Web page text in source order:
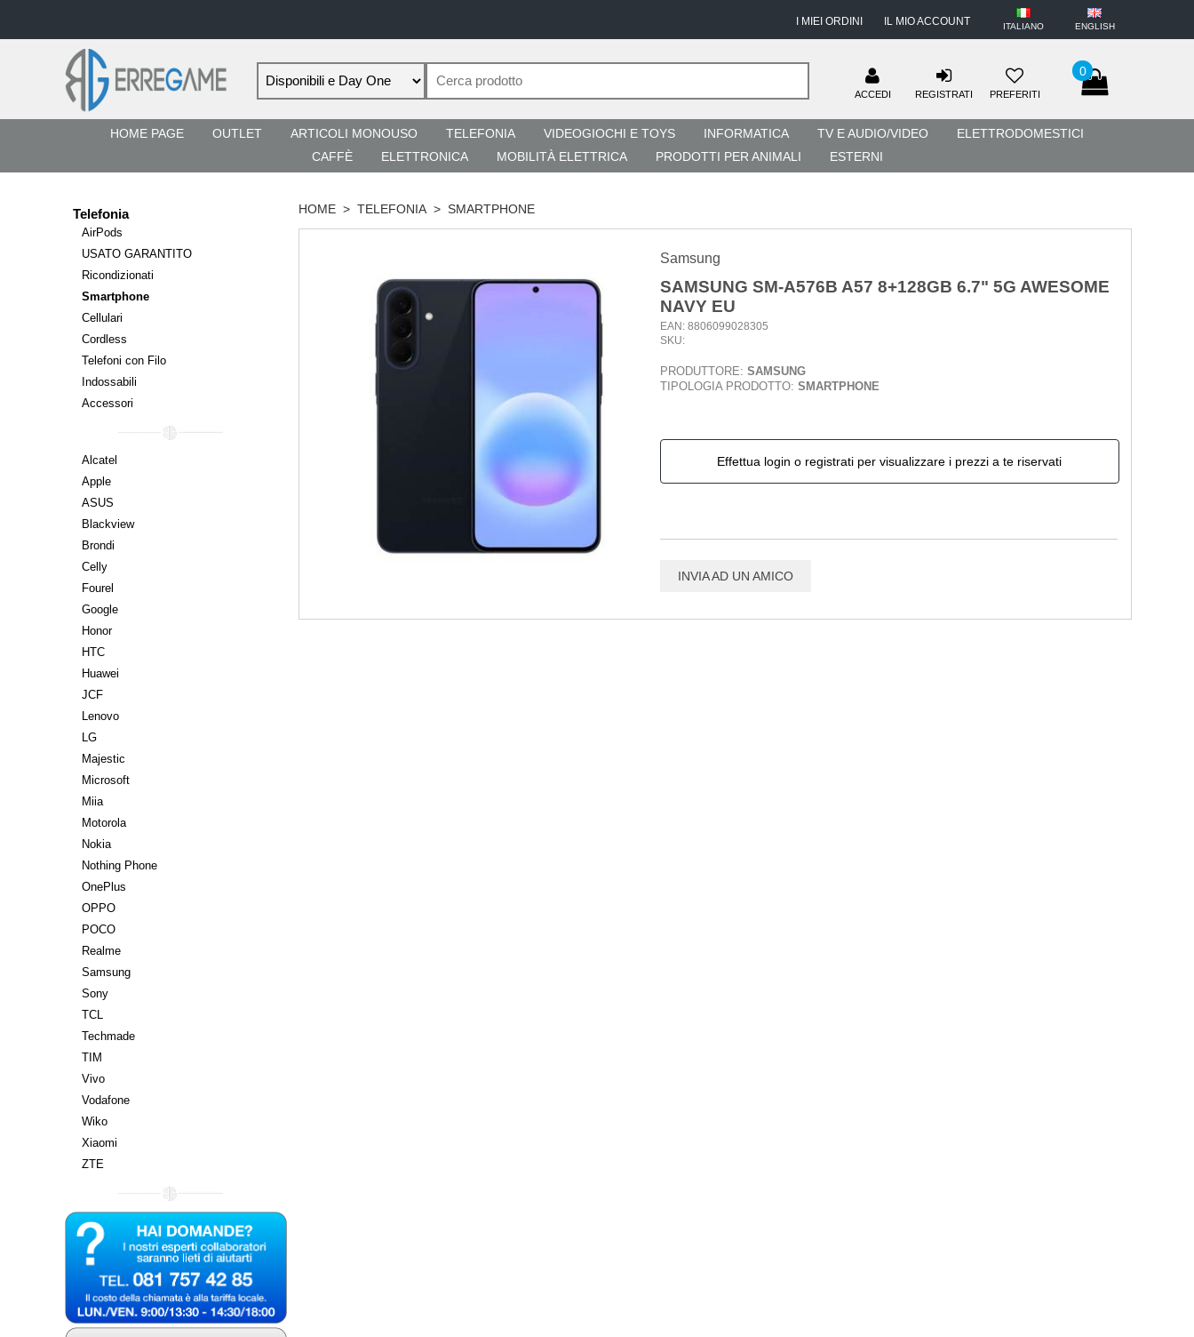
ITALIANO ENGLISH
IL MIO ACCOUNT
I MIEI ORDINI
0
PREFERITI
REGISTRATI
ACCEDI
HOME PAGE OUTLET ARTICOLI MONOUSO TELEFONIA VIDEOGIOCHI E TOYS INFORMATICA TV E AUDIO/VIDEO
ELETTRODOMESTICI
CAFFÈ
ELETTRONICA MOBILITÀ ELETTRICA PRODOTTI PER ANIMALI ESTERNI
Telefonia
AirPods
USATO GARANTITO
Ricondizionati
Smartphone
Cellulari
Cordless
Telefoni con Filo
Indossabili
Accessori
Alcatel
Apple
ASUS
Blackview
Brondi
Celly
Fourel
Google
Honor
HTC
Huawei
JCF
Lenovo
LG
Majestic
Microsoft
Miia
Motorola
Nokia
Nothing Phone
OnePlus
OPPO
POCO
Realme
Samsung
Sony
TCL
Techmade
TIM
Vivo
Vodafone
Wiko
Xiaomi
ZTE
HOME > TELEFONIA > SMARTPHONE
Samsung
SAMSUNG SM-A576B A57 8+128GB 6.7" 5G AWESOME
NAVY EU
EAN: 8806099028305
SKU:
PRODUTTORE: SAMSUNG
TIPOLOGIA PRODOTTO: SMARTPHONE
Effettua login o registrati per visualizzare i prezzi a te riservati
INVIA AD UN AMICO